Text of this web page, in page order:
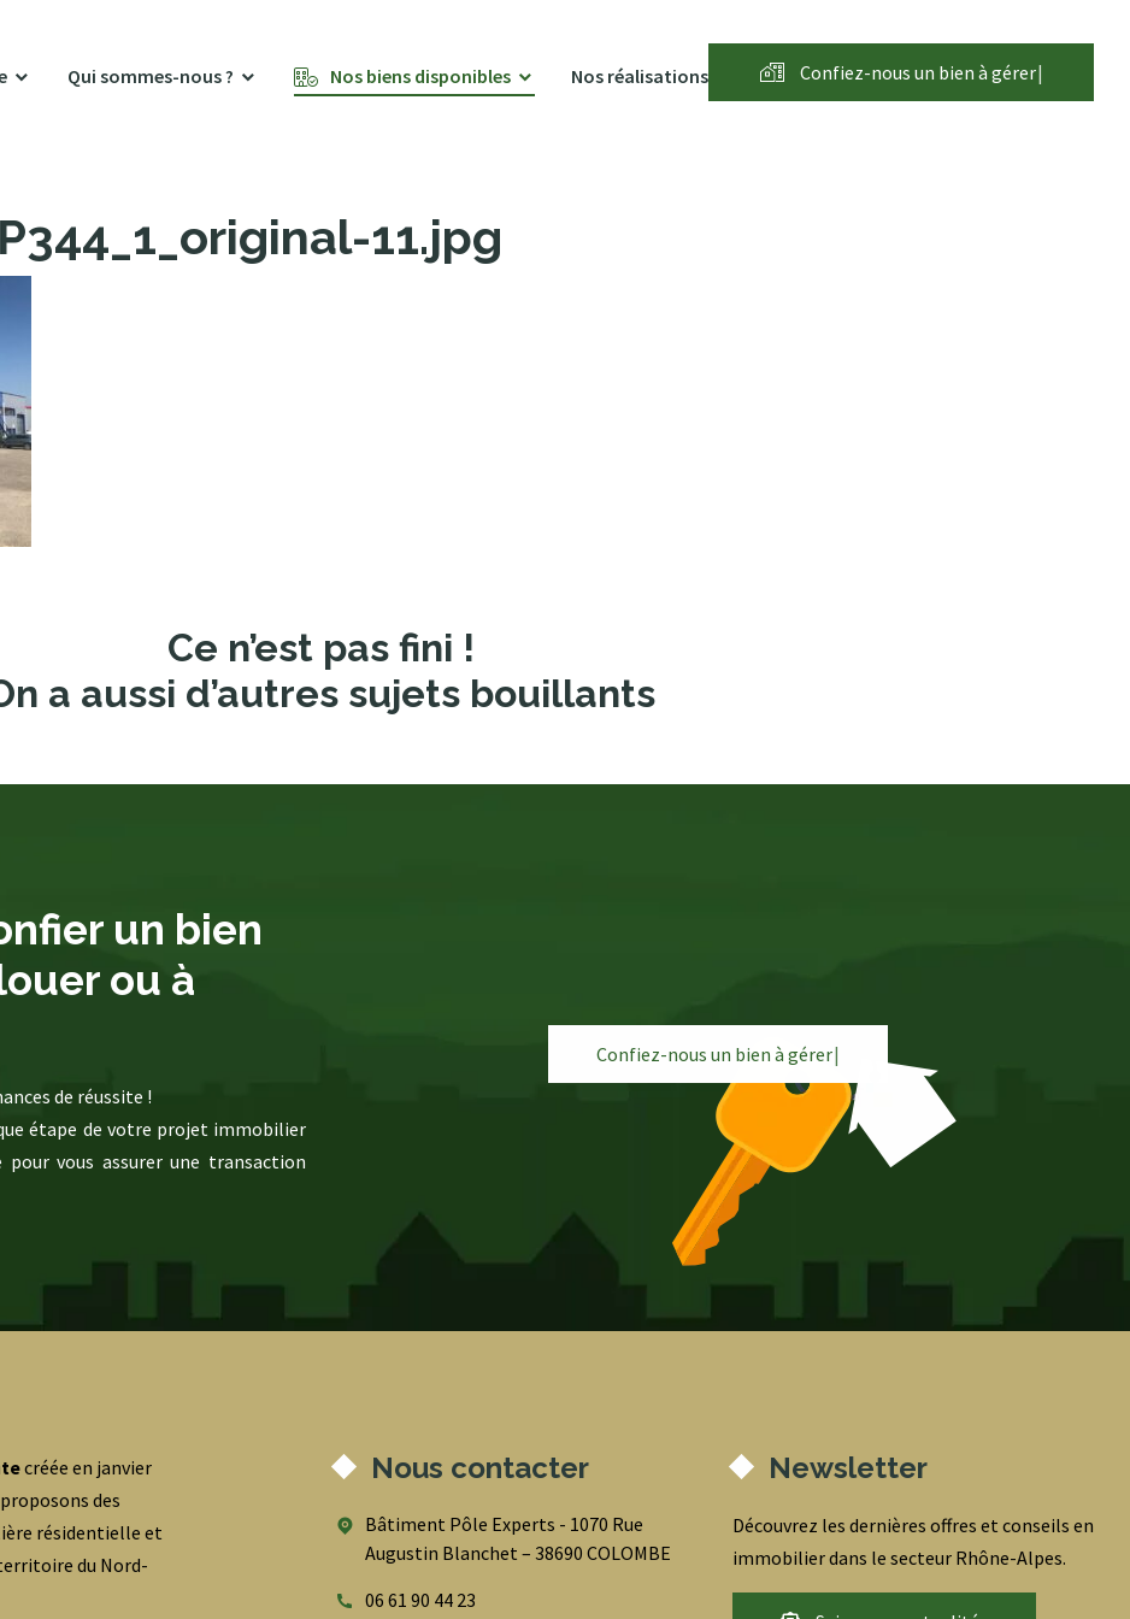
Qui sommes-nous ? Nos biens disponibles Nos réalisations Confiez-nous un bien à gérer|
11.jpg
Ce n’est pas fini !
a aussi d’autres sujets bouillants
un bien
ou à
de réussite !
étape de votre projet immobilier
vous assurer une transaction
Confiez-nous un bien à gérer|
créée en janvier
des
résidentielle et
du Nord-
Nous contacter
Bâtiment Pôle Experts - 1070 Rue
Augustin Blanchet – 38690 COLOMBE
06 61 90 44 23
Newsletter
Découvrez les dernières offres et conseils en
immobilier dans le secteur Rhône-Alpes.